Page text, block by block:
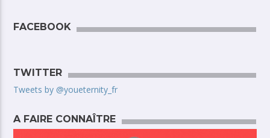
FACEBOOK
TWITTER
Tweets by @youeternity_fr
A FAIRE CONNAÎTRE